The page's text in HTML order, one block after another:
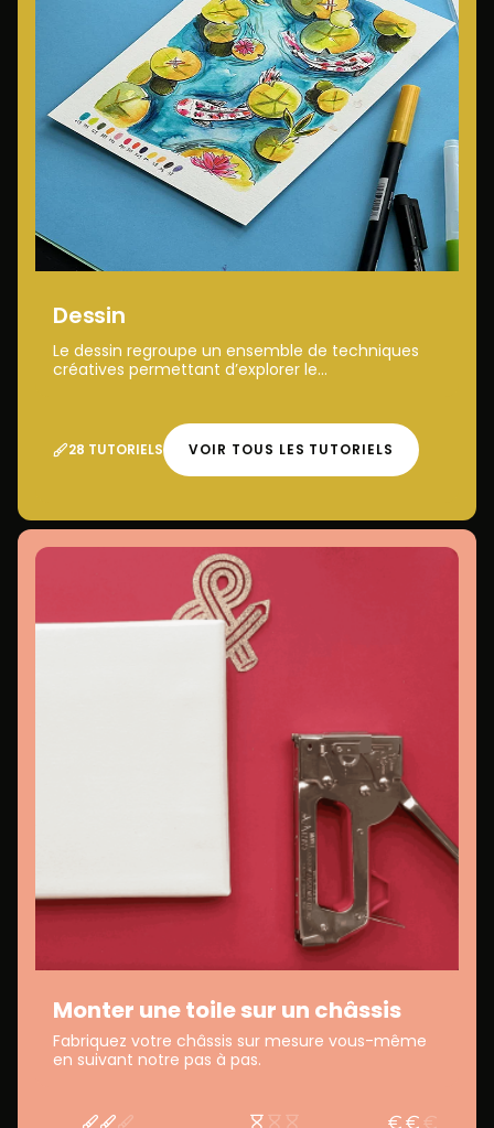
Dessin
Le dessin regroupe un ensemble de techniques
créatives permettant d’explorer le...
28 TUTORIELS VOIR TOUS LES TUTORIELS
Monter une toile sur un châssis
Fabriquez votre châssis sur mesure vous-même
en suivant notre pas à pas.